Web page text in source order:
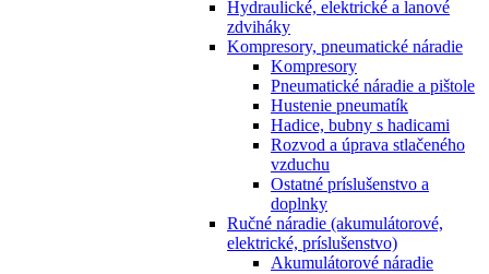
Hydraulické, elektrické a lanové
zdviháky
Kompresory, pneumatické náradie
Kompresory
Pneumatické náradie a pištole
Hustenie pneumatík
Hadice, bubny s hadicami
Rozvod a úprava stlačeného
vzduchu
Ostatné príslušenstvo a
doplnky
Ručné náradie (akumulátorové,
elektrické, príslušenstvo)
Akumulátorové náradie